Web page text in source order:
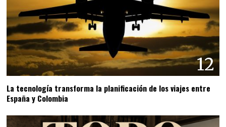
12
La tecnología transforma la planificación de los viajes entre
España y Colombia